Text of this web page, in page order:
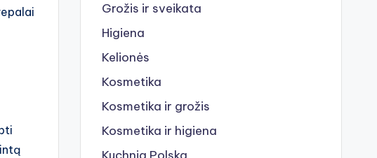
Grožis ir sveikata
Higiena
Kelionės
Kosmetika
Kosmetika ir grožis
Kosmetika ir higiena